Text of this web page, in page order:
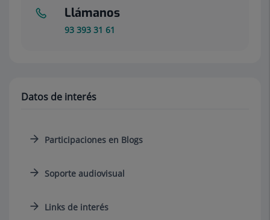
Llámanos
93 393 31 61
Datos de interés
Participaciones en Blogs
Soporte audiovisual
Links de interés